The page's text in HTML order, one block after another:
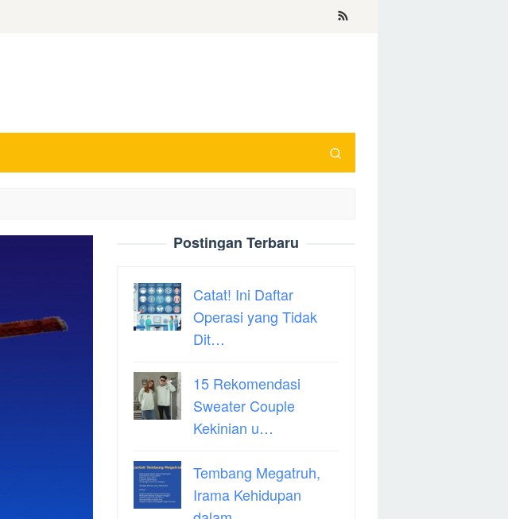
Postingan Terbaru
Catat! Ini Daftar
Operasi yang Tidak
Dit…
15 Rekomendasi
Sweater Couple
Kekinian u…
Tembang Megatruh,
Irama Kehidupan